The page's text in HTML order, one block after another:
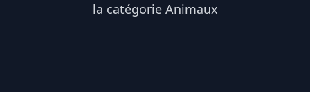
la catégorie Animaux